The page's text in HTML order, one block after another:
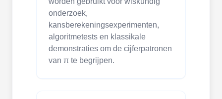
onderzoek,
kansberekeningsexperimenten,
algoritmetests en klassikale
demonstraties om de cijferpatronen
van π te begrijpen.